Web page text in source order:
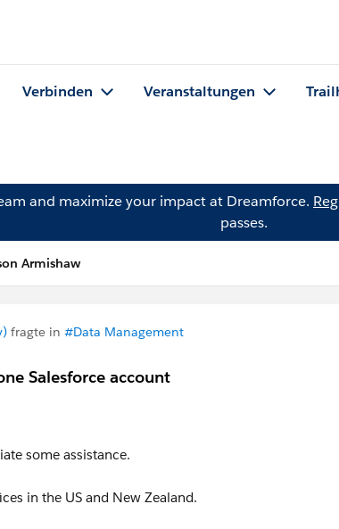
Verbinden Veranstaltungen
and maximize your impact at Dreamforce.
passes.
Armishaw
fragte in #Data Management
Salesforce account
some assistance.
in the US and New Zealand.